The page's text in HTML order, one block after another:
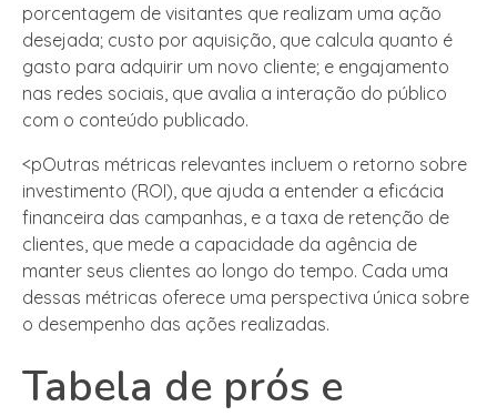
porcentagem de visitantes que realizam uma ação
desejada; custo por aquisição, que calcula quanto é
gasto para adquirir um novo cliente; e engajamento
nas redes sociais, que avalia a interação do público
com o conteúdo publicado.
<pOutras métricas relevantes incluem o retorno sobre
investimento (ROI), que ajuda a entender a eficácia
financeira das campanhas, e a taxa de retenção de
clientes, que mede a capacidade da agência de
manter seus clientes ao longo do tempo. Cada uma
dessas métricas oferece uma perspectiva única sobre
o desempenho das ações realizadas.
Tabela de prós e